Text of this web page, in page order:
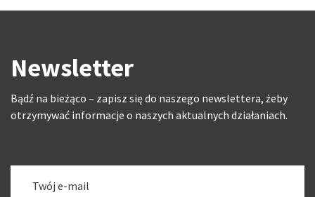
Newsletter
Bądź na bieżąco – zapisz się do naszego newslettera, żeby
otrzymywać informacje o naszych aktualnych działaniach.